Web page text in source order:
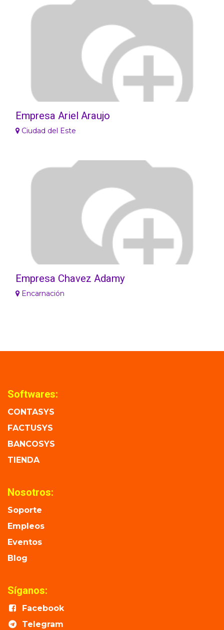
Empresa Ariel Araujo
Ciudad del Este
Empresa Chavez Adamy
Encarnación
Softwares:
CONTASYS
FACTUSYS
BANCOSYS
TIENDA
Nosotros:
Soporte
Empleos
Eventos
Blog
Síganos:
Facebook
Telegram